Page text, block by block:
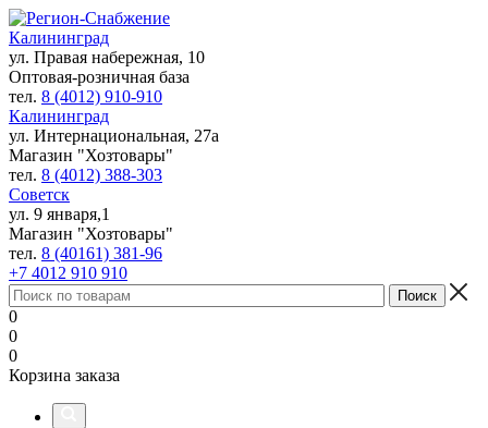
Калининград
ул. Правая набережная, 10
Оптовая-розничная база
тел. 8 (4012) 910-910
Калининград
ул. Интернациональная, 27а
Магазин "Хозтовары"
тел. 8 (4012) 388-303
Советск
ул. 9 января,1
Магазин "Хозтовары"
тел. 8 (40161) 381-96
+7 4012 910 910
0
0
0
Корзина заказа